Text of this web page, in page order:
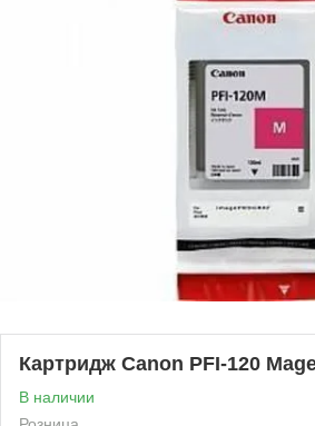
Картридж Canon PFI-120
В наличии